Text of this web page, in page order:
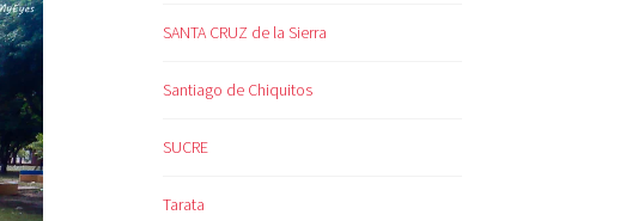
SANTA CRUZ de la Sierra
Santiago de Chiquitos
SUCRE
Tarata